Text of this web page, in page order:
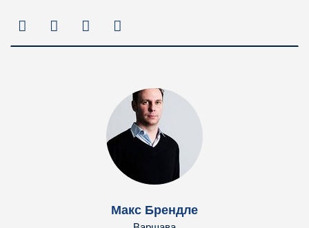
Макс Брендле